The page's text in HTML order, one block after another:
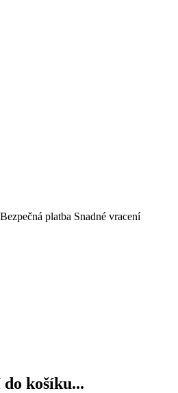
Bezpečná platba Snadné vracení
košíku...